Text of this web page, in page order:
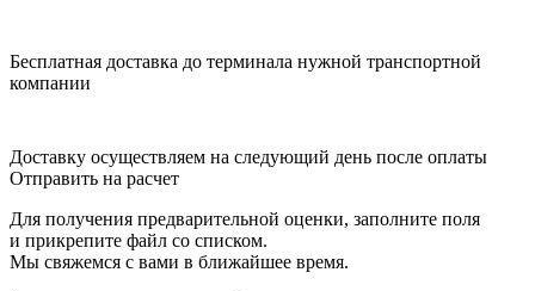
Бесплатная доставка до терминала нужной транспортной
компании
Доставку осуществляем на следующий день после оплаты
Отправить на расчет
Для получения предварительной оценки, заполните поля
и прикрепите файл со списком.
Мы свяжемся с вами в ближайшее время.